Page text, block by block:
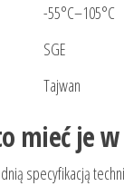
-55°C–105°C
SGE
Tajwan
mieć je
specyfikacją